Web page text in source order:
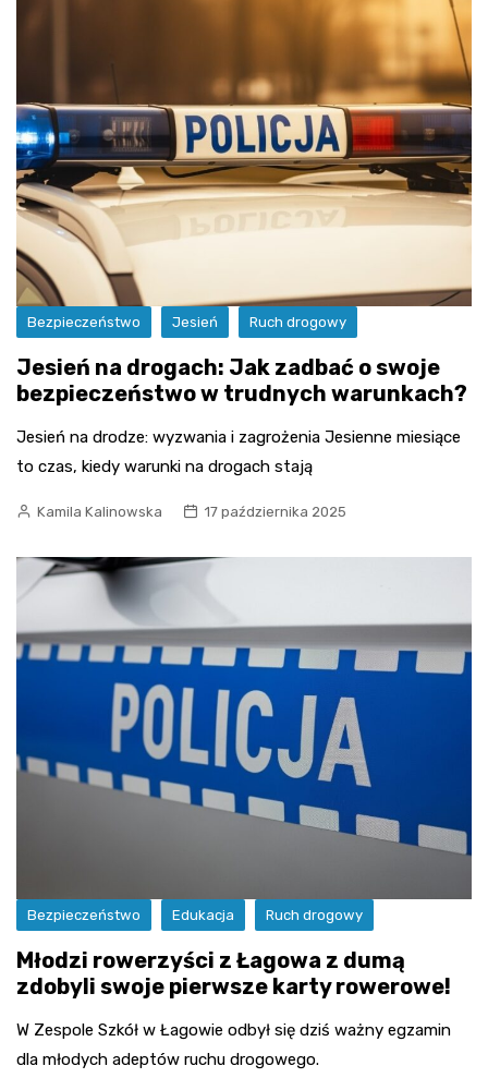
Bezpieczeństwo Jesień Ruch drogowy
Jesień na drogach: Jak zadbać o swoje
bezpieczeństwo w trudnych warunkach?
Jesień na drodze: wyzwania i zagrożenia Jesienne miesiące
to czas, kiedy warunki na drogach stają
Kamila Kalinowska 17 października 2025
Bezpieczeństwo Edukacja Ruch drogowy
Młodzi rowerzyści z Łagowa z dumą
zdobyli swoje pierwsze karty rowerowe!
W Zespole Szkół w Łagowie odbył się dziś ważny egzamin
dla młodych adeptów ruchu drogowego.